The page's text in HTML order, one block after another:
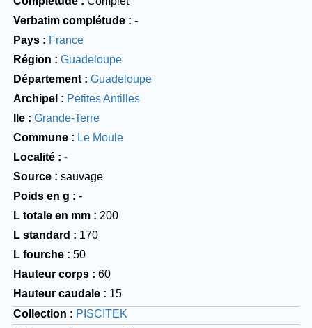
Verbatim complétude
-
Pays
France
Région
Guadeloupe
Département
Guadeloupe
Archipel
Petites Antilles
Ile
Grande-Terre
Commune
Le Moule
Localité
-
Source
sauvage
Poids en g
-
L totale en mm
200
L standard
170
L fourche
50
Hauteur corps
60
Hauteur caudale
15
Collection
PISCITEK